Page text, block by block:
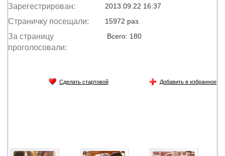
Зарегестрирован: 2013.09.22 16:37
Страничку посещали: 15972 раз.
За страницу
проголосовали:
Всего: 180
Сделать стартовой Добавить в избранное